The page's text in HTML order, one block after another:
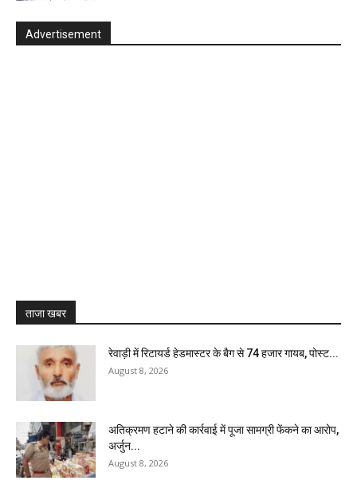
Advertisement
ताजा खबर
रेवाड़ी में रिटायर्ड हेडमास्टर के बैग से ₹74 हजार गायब, पोस्ट...
August 8, 2026
अतिक्रमण हटाने की कार्रवाई में पूजा सामग्री फेंकने का आरोप,
अर्जुन...
August 8, 2026